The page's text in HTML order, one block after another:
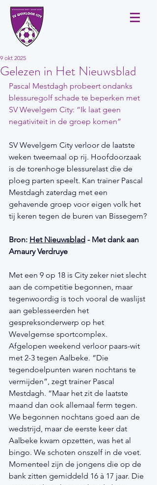
Gelezen in Het Nieuwsblad
9 okt 2025
Pascal Mestdagh probeert ondanks
blessuregolf schade te beperken met
SV Wevelgem City: “Ik laat geen
negativiteit in de groep komen”
SV Wevelgem City verloor de laatste
weken tweemaal op rij. Hoofdoorzaak
is de torenhoge blessurelast die de
ploeg parten speelt. Kan trainer Pascal
Mestdagh zaterdag met een
gehavende groep voor eigen volk het
tij keren tegen de buren van Bissegem?
Bron: Het Nieuwsblad - Met dank aan
Amaury Verdruye
Met een 9 op 18 is City zeker niet slecht
aan de competitie begonnen, maar
tegenwoordig is toch vooral de waslijst
aan geblesseerden het
gespreksonderwerp op het
Wevelgemse sportcomplex.
Afgelopen weekend verloor paars-wit
met 2-3 tegen Aalbeke. “Die
tegendoelpunten waren nochtans te
vermijden”, zegt trainer Pascal
Mestdagh. “Maar het zit de laatste
maand dan ook allemaal ferm tegen.
We begonnen nochtans goed aan de
wedstrijd, maar de eerste keer dat
Aalbeke kwam opzetten, was het al
bingo. We schoten onszelf in de voet.
Momenteel zijn de jongens die op de
bank zitten gemiddeld 16 à 17 jaar. Die